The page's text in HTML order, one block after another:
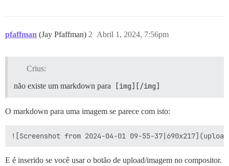
pfaffman (Jay Pfaffman) Abril 1, 2024, 7:56pm
2
Crius:
não existe um markdown para
[img][/img]
O markdown para uma imagem se parece com isto:
E é inserido se você usar o botão de upload/imagem no compositor.